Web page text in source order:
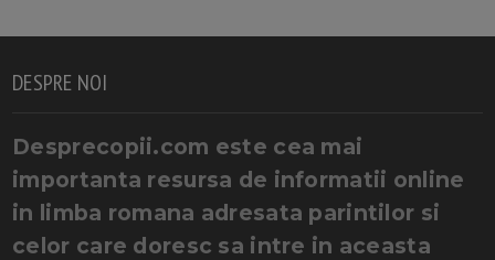
DESPRE NOI
Desprecopii.com este cea mai
importanta resursa de informatii online
in limba romana adresata parintilor si
celor care doresc sa intre in aceasta